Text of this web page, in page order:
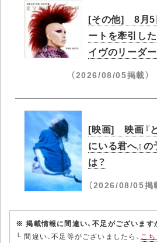
[その他] 8月5
ートを牽引した
イヴのリーダ
（2026/08/05掲載）
[映画] 映画『
にいる君へ』
は？
（2026/08/05掲
※ 掲載情報に間違い、不足がございます
└ 間違い、不足等がございましたら、 こ